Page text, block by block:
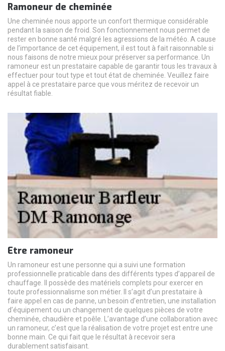
Ramoneur de cheminée
Une cheminée nous apporte un confort thermique considérable
pendant la saison de froid. Son fonctionnement nous permet de
rester en bonne santé malgré les agressions de la météo. A cause
de l’importance de cet équipement, il est tout à fait raisonnable si
nous faisons de notre mieux pour préserver sa performance. Un
ramoneur est un prestataire capable de garantir tous les travaux à
effectuer pour tout type et tout état de cheminée. Veuillez faire
appel à ce prestataire parce que vous méritez de recevoir un
résultat fiable.
Etre ramoneur
Un ramoneur est une personne qui a suivi une formation
professionnelle praticable dans des différents types d’appareil de
chauffage. Il possède des matériels complets pour exercer en
toute professionnalisme son métier. Il s’agit d’un prestataire à
faire appel en cas de panne, un besoin d’entretien, une installation
d’équipement ou un changement de quelques pièces de votre
cheminée, chaudière et poêle. L’avantage d’une collaboration avec
un ramoneur, c’est que la réalisation de votre projet est entre une
bonne main. Ce qui fait que le résultat à recevoir sera
durablement satisfaisant.